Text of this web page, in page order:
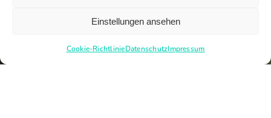
Einstellungen ansehen
Cookie-RichtlinieDatenschutzImpressum